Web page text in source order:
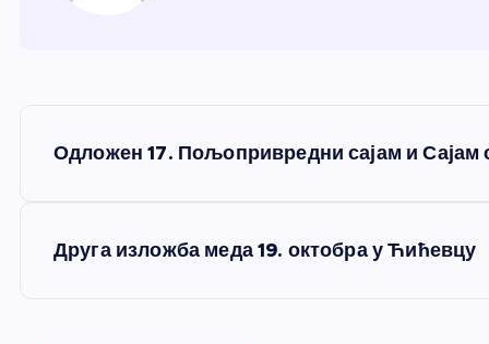
Одложен 17. Пољопривредни сајам и Сајам
Друга изложба меда 19. октобра у Ћићевцу